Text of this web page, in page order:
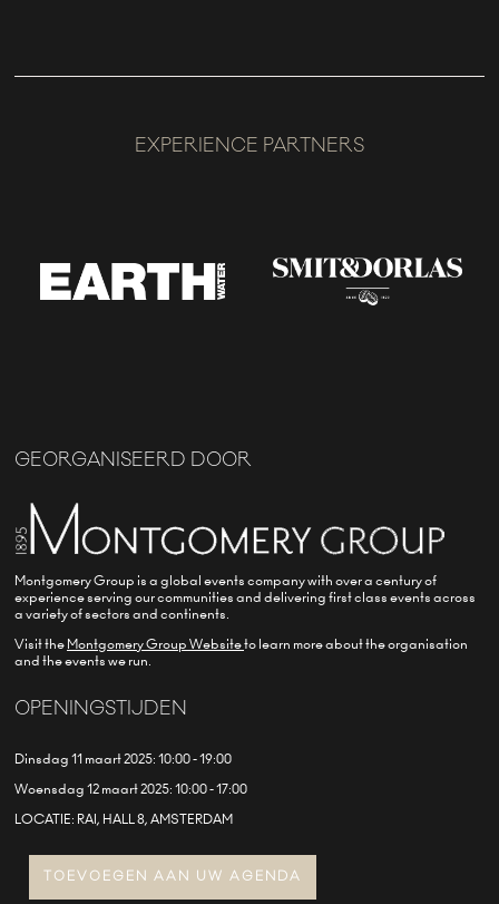
EXPERIENCE PARTNERS
GEORGANISEERD DOOR
Montgomery Group is a global events company with over a century of
experience serving our communities and delivering first class events across
a variety of sectors and continents.
Visit the Montgomery Group Websiteto learn more about the organisation
and the events we run.
OPENINGSTIJDEN
Dinsdag 11 maart 2025: 10:00 - 19:00
Woensdag 12 maart 2025: 10:00 - 17:00
LOCATIE: RAI, HALL 8, AMSTERDAM
TOEVOEGEN AAN UW AGENDA